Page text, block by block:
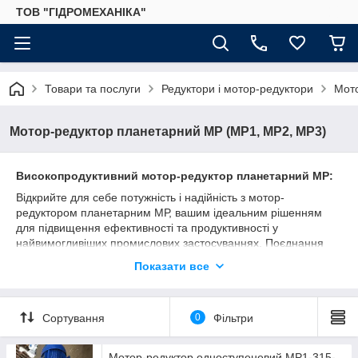
ТОВ "ГІДРОМЕХАНІКА"
Товари та послуги Редуктори і мотор-редуктори
Мотор-редуктор планетарний МР (МР1, МР2, МР3)
Високопродуктивний мотор-редуктор планетарний МР:
Відкрийте для себе потужність і надійність з мотор-
редуктором планетарним МР, вашим ідеальним рішенням
для підвищення ефективності та продуктивності у
найвимогливіших промислових застосуваннях. Поєднання
мотор-редуктори незамінним інструментом у
Переваги мотор-редуктора планетарного МР:
Показати все
Сортування 0 Фільтри